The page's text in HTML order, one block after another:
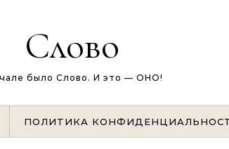
Слово
было Слово. И это — ОНО!
ПОЛИТИКА